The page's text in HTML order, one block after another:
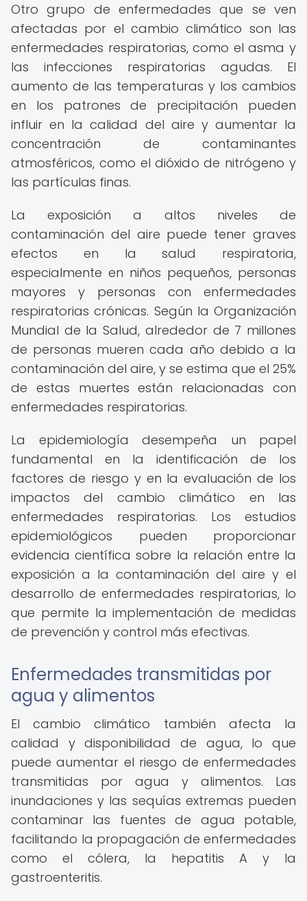
Otro grupo de enfermedades que se ven
afectadas por el cambio climático son las
enfermedades respiratorias, como el asma y
las infecciones respiratorias agudas. El
aumento de las temperaturas y los cambios
en los patrones de precipitación pueden
influir en la calidad del aire y aumentar la
concentración de contaminantes
atmosféricos, como el dióxido de nitrógeno y
las partículas finas.
La exposición a altos niveles de
contaminación del aire puede tener graves
efectos en la salud respiratoria,
especialmente en niños pequeños, personas
mayores y personas con enfermedades
respiratorias crónicas. Según la Organización
Mundial de la Salud, alrededor de 7 millones
de personas mueren cada año debido a la
contaminación del aire, y se estima que el 25%
de estas muertes están relacionadas con
enfermedades respiratorias.
La epidemiología desempeña un papel
fundamental en la identificación de los
factores de riesgo y en la evaluación de los
impactos del cambio climático en las
enfermedades respiratorias. Los estudios
epidemiológicos pueden proporcionar
evidencia científica sobre la relación entre la
exposición a la contaminación del aire y el
desarrollo de enfermedades respiratorias, lo
que permite la implementación de medidas
de prevención y control más efectivas.
Enfermedades transmitidas por
agua y alimentos
El cambio climático también afecta la
calidad y disponibilidad de agua, lo que
puede aumentar el riesgo de enfermedades
transmitidas por agua y alimentos. Las
inundaciones y las sequías extremas pueden
contaminar las fuentes de agua potable,
facilitando la propagación de enfermedades
como el cólera, la hepatitis A y la
gastroenteritis.